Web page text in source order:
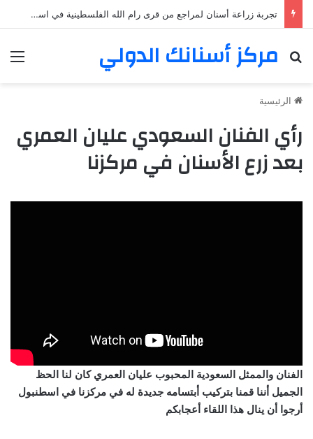
تجربة زراعة أسنان لمراجع من قرى رام الله الفلسطينية في اسطنبول
مركز أسنانك الدولي
بحث عن
الرئيسية
رأي الفنان السعودي عليان العمري
بعد زرع الأسنان في مركزنا
الفنان والممثل السعودية المحبوب عليان العمري كان لنا الحظ
الجميل أننا قمنا بتركيب أبتسامه جديدة له في مركزنا في اسطنبول
أرجوا أن ينال هذا اللقاء أعجابكم